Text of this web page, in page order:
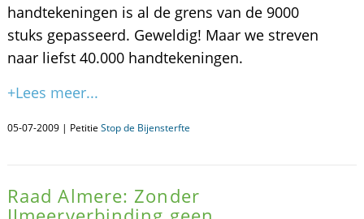
handtekeningen is al de grens van de 9000
stuks gepasseerd. Geweldig! Maar we streven
naar liefst 40.000 handtekeningen.
+Lees meer...
05-07-2009 | Petitie Stop de Bijensterfte
Raad Almere: Zonder